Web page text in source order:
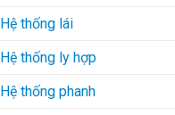
Hệ thống lái
Hệ thống ly hợp
Hệ thống phanh